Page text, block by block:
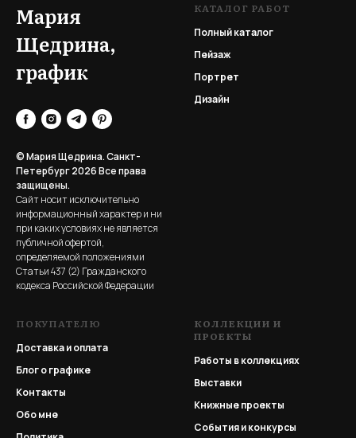
Мария
Щедрина,
график
© Мария Щедрина. Санкт-
Петербург 2026Все права
защищены.
Сайт носит исключительно
информационный характер и ни
при каких условиях не является
публичной офертой,
определяемой положениями
Статьи 437 (2) Гражданского
кодекса Российской Федерации
КАТАЛОГ РАБОТ
Полный каталог
Пейзаж
Портрет
Дизайн
ПОКУПАТЕЛЮ
Доставка и оплата
Блог о графике
Контакты
Обо мне
КОЛЛЕКЦИИ И
ПРОЕКТЫ
Работы в коллекциях
Выставки
Книжные проекты
События и конкурсы